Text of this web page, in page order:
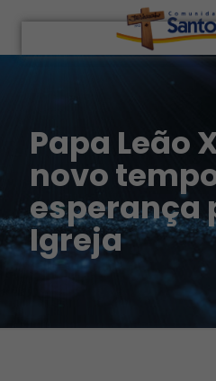
Papa Leão
novo
esperança
Igreja